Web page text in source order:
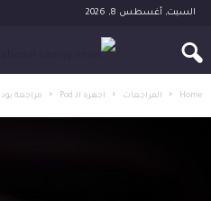
السبت, أغسطس 8, 2026
Home المراجعات اجهزة الـ Pod مراجعة بود Xros 4 من شركة Vaporesso